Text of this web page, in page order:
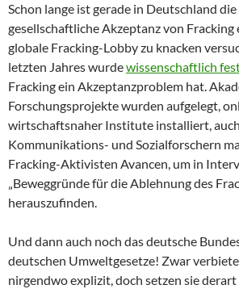
Schon lange ist gerade in Deutschland
gesellschaftliche Akzeptanz von Fracking
globale Fracking-Lobby zu knacken
letzten Jahres wurdewissenschaftlich
Fracking ein Akzeptanzproblem hat.
Forschungsprojekte wurden aufgelegt,
wirtschaftsnaher Institute installiert,
Kommunikations- und Sozialforschern
Fracking-Aktivisten Avancen, um in
„Beweggründe für die Ablehnung des
herauszufinden.
Und dann auch noch das deutsche
deutschen Umweltgesetze! Zwar
nirgendwo explizit, doch setzen sie